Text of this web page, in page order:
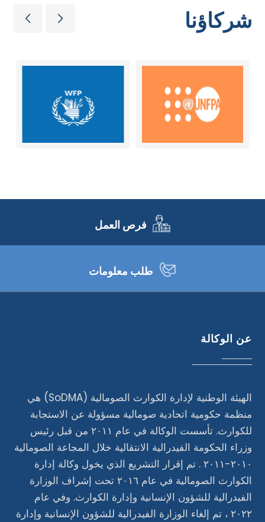
شركاؤنا
فرص العمل
طلب معلومات
عن الوكالة
الهيئة الوطنية لإدارة الكوارث الصومالية (SoDMA) هي
منظمة حكومية اتحادية صومالية مسؤولة عن الاستجابة
للكوارث. تأسست الوكالة في عام ٢٠١١ من قبل رئيس
وزراء الحكومة الفيدرالية الانتقالية خلال المجاعة الصومالية
٢٠١٠-٢٠١١ . تم إقرار التشريع الذي يخول وكالة إدارة
الكوارث الصومالية في عام ٢٠١٦ تحت إشراف الوزارة
الفيدرالية للشؤون الإنسانية وإدارة الكوارث. وفي عام
٢٠٢٢ ، تم إلغاء الوزارة الفيدرالية للشؤون الإنسانية وإدارة